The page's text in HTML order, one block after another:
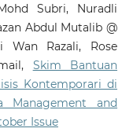
Subri, Nuradli
Abdul Mutalib @
Wan Razali, Rose
Skim Bantuan
Kontemporari di
Management and
Issue